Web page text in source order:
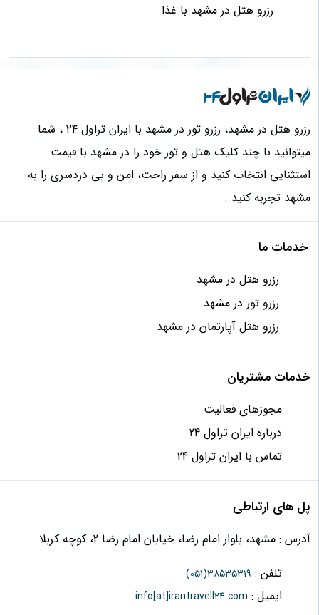
رزرو هتل در مشهد با غذا
رزرو هتل در مشهد، رزرو تور در مشهد با ایران تراول ۲۴ ، شما
میتوانید با چند کلیک هتل و تور خود را در مشهد با قیمت
استثنایی انتخاب کنید و از سفر راحت، امن و بی دردسری را به
مشهد تجربه کنید .
خدمات ما
رزرو هتل در مشهد
رزرو تور در مشهد
رزرو هتل آپارتمان در مشهد
خدمات مشتریان
مجوزهای فعالیت
درباره ایران تراول 24
تماس با ایران تراول 24
پل های ارتباطی
آدرس : مشهد، بلوار امام رضا، خیابان امام رضا 2، کوچه کربلا
تلفن : ۳۸۵۳۵۳۱۹(۰۵۱)
ایمیل : info[at]irantravell24.com